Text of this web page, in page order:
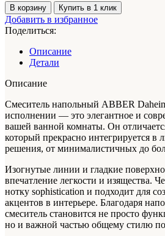
Количество
товара
ABBER
Смеситель
напольный,
Daheim
черный
В корзину Купить в 1 клик
Добавить в избранное
Поделиться:
Описание
Детали
Описание
Смеситель напольный ABBER
исполнении — это элегантное и
вашей ванной комнаты. Он
который прекрасно интегрируется в
решения, от минималистичных до
Изогнутые линии и гладкие
впечатление легкости и изящества.
нотку sophistication и подходит для
акцентов в интерьере. Благодаря
смеситель становится не просто
но и важной частью общему стилю